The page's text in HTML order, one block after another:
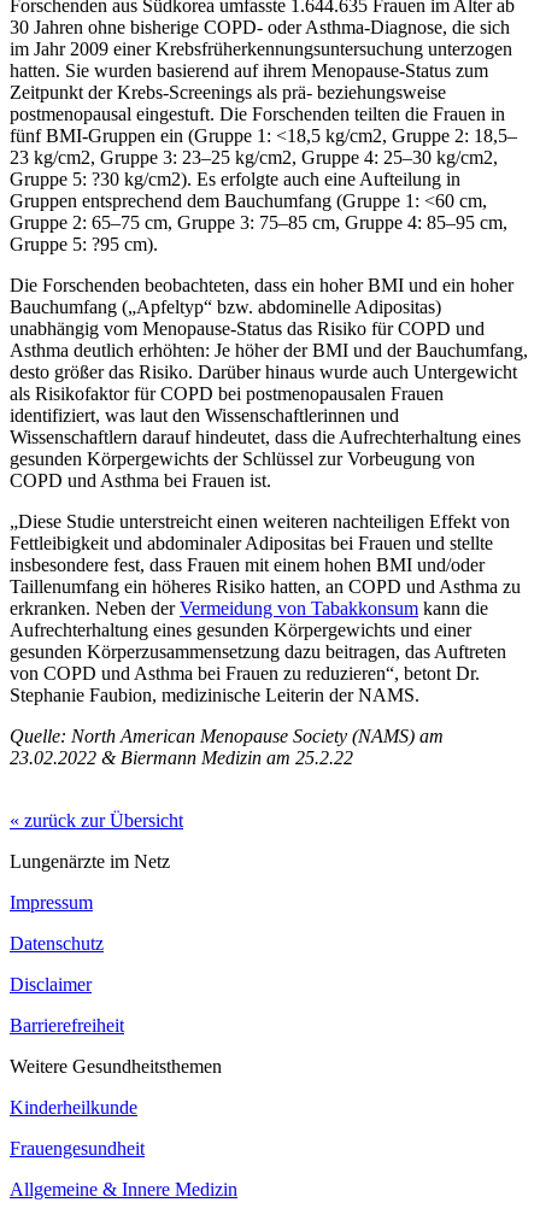
Forschenden aus Südkorea umfasste 1.644.635 Frauen im Alter ab
30 Jahren ohne bisherige COPD- oder Asthma-Diagnose, die sich
im Jahr 2009 einer Krebsfrüherkennungsuntersuchung unterzogen
hatten. Sie wurden basierend auf ihrem Menopause-Status zum
Zeitpunkt der Krebs-Screenings als prä- beziehungsweise
postmenopausal eingestuft. Die Forschenden teilten die Frauen in
fünf BMI-Gruppen ein (Gruppe 1: <18,5 kg/cm2, Gruppe 2: 18,5–
23 kg/cm2, Gruppe 3: 23–25 kg/cm2, Gruppe 4: 25–30 kg/cm2,
Gruppe 5: ?30 kg/cm2). Es erfolgte auch eine Aufteilung in
Gruppen entsprechend dem Bauchumfang (Gruppe 1: <60 cm,
Gruppe 2: 65–75 cm, Gruppe 3: 75–85 cm, Gruppe 4: 85–95 cm,
Gruppe 5: ?95 cm).
Die Forschenden beobachteten, dass ein hoher BMI und ein hoher
Bauchumfang („Apfeltyp“ bzw. abdominelle Adipositas)
unabhängig vom Menopause-Status das Risiko für COPD und
Asthma deutlich erhöhten: Je höher der BMI und der Bauchumfang,
desto größer das Risiko. Darüber hinaus wurde auch Untergewicht
als Risikofaktor für COPD bei postmenopausalen Frauen
identifiziert, was laut den Wissenschaftlerinnen und
Wissenschaftlern darauf hindeutet, dass die Aufrechterhaltung eines
gesunden Körpergewichts der Schlüssel zur Vorbeugung von
COPD und Asthma bei Frauen ist.
„Diese Studie unterstreicht einen weiteren nachteiligen Effekt von
Fettleibigkeit und abdominaler Adipositas bei Frauen und stellte
insbesondere fest, dass Frauen mit einem hohen BMI und/oder
Taillenumfang ein höheres Risiko hatten, an COPD und Asthma zu
erkranken. Neben derVermeidung von Tabakkonsum kann die
Aufrechterhaltung eines gesunden Körpergewichts und einer
gesunden Körperzusammensetzung dazu beitragen, das Auftreten
von COPD und Asthma bei Frauen zu reduzieren“, betont Dr.
Stephanie Faubion, medizinische Leiterin der NAMS.
Quelle: North American Menopause Society (NAMS) am
23.02.2022 & Biermann Medizin am 25.2.22
« zurück zur Übersicht
Lungenärzte im Netz
Impressum
Datenschutz
Disclaimer
Barrierefreiheit
Weitere Gesundheitsthemen
Kinderheilkunde
Frauengesundheit
Allgemeine & Innere Medizin